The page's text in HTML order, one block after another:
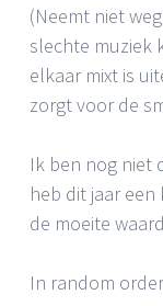
(Neemt niet
slechte muziek
elkaar mixt is
zorgt voor de
Ik ben nog niet
heb dit jaar
de moeite
In random